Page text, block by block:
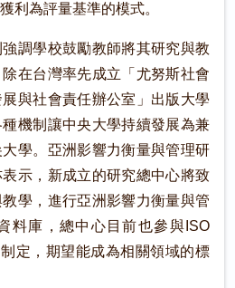
利為評量基準的模式。
調學校鼓勵教師將其研究與教
在台灣率先成立「尤努斯社會
與社會責任辦公室」出版大學
機制讓中央大學持續發展為兼
學。亞洲影響力衡量與管理研
示，新成立的研究總中心將致
學，進行亞洲影響力衡量與管
料庫，總中心目前也參與ISO
定，期望能成為相關領域的標